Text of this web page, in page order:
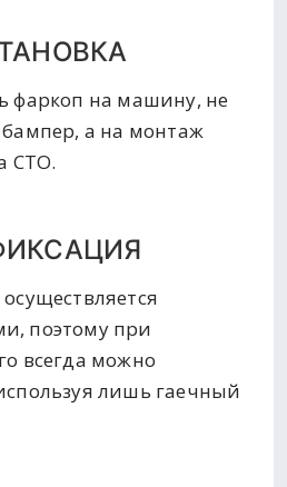
фаркоп на машину, не
а на монтаж
СТО.
поэтому при
всегда можно
лишь гаечный